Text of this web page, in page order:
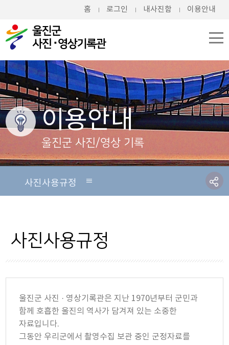
홈 로그인 내사진함 이용안내
이용안내
울진군 사진/영상 기록
사진사용규정
저작권 이의신청
저작권보호정책
사진사용규정
이용약관
사진사용규정
울진군 사진 · 영상기록관은 지난 1970년부터 군민과
함께 호흡한 울진의 역사가 담겨져 있는 소중한
자료입니다.
그동안 우리군에서 촬영수집 보관 중인 군정자료를